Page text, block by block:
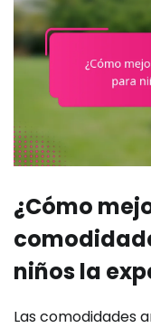
¿Cómo
niños la
Las comodidades